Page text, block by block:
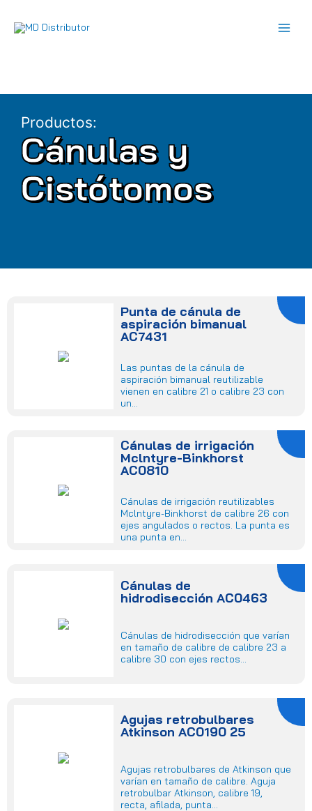
contenido
Productos:
Cánulas y
Cistótomos
Punta de cánula de
aspiración bimanual
AC7431
Las puntas de la cánula de
aspiración bimanual reutilizable
vienen en calibre 21 o calibre 23 con
un...
Cánulas de irrigación
Mclntyre-Binkhorst
AC0810
Cánulas de irrigación reutilizables
Mclntyre-Binkhorst de calibre 26 con
ejes angulados o rectos. La punta es
una punta en...
Cánulas de
hidrodisección AC0463
Cánulas de hidrodisección que varían
en tamaño de calibre de calibre 23 a
calibre 30 con ejes rectos...
Agujas retrobulbares
Atkinson AC0190 25
Agujas retrobulbares de Atkinson que
varían en tamaño de calibre. Aguja
retrobulbar Atkinson, calibre 19,
recta, afilada, punta...